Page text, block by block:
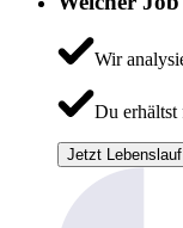
Wir
Du erhältst
Jetzt